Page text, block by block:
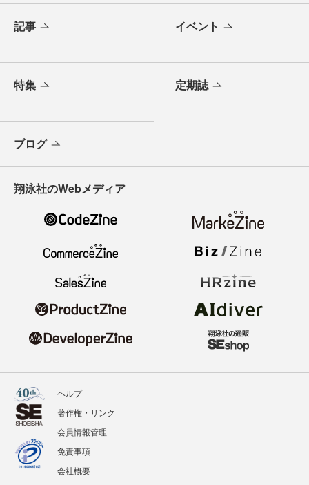
記事 イベント
特集 定期誌
ブログ
翔泳社のWebメディア
ヘルプ
著作権・リンク
会員情報管理
免責事項
会社概要